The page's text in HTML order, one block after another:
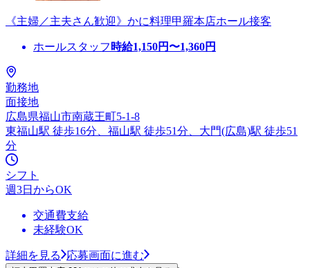
《主婦／主夫さん歓迎》かに料理甲羅本店ホール接客
ホールスタッフ 時給1,150円〜1,360円
勤務地
面接地
広島県福山市南蔵王町5-1-8
東福山駅 徒歩16分、福山駅 徒歩51分、大門(広島)駅 徒歩51
分
シフト
週3日からOK
交通費支給
未経験OK
詳細を見る 応募画面に進む